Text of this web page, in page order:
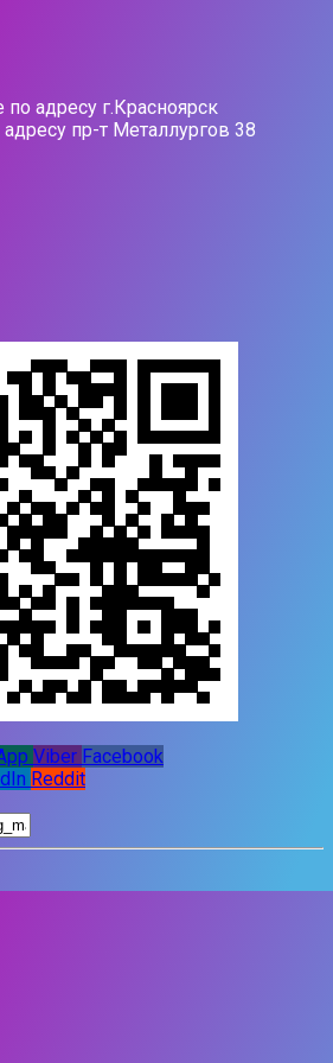
адресу г.Красноярск
пр-т Металлургов 38
Viber Facebook
Reddit